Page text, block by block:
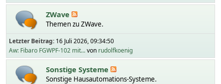
ZWave
Themen zu ZWave.
Letzter Beitrag: 16 Juli 2026, 09:34:50
Aw: Fibaro FGWPF-102 mit...von rudolfkoenig
Sonstige Systeme
Sonstige Hausautomations-Systeme.